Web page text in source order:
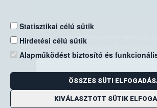
Statisztikai célú sütik
Hirdetési célú sütik
Alapműködést biztosító és
ÖSSZES SÜTI
KIVÁLASZTOTT SÜTIK
Nemzeti Élelmiszerlánc-biztonsági
Levelezési cím: 1525 Budapest. Pf.
E-mail:
Zöld szám: 06-80/263-244
Telefon: 06-1/ 336-9000